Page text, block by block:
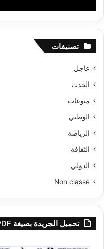
تصنيفات
عاجل
الحدث
منوعات
الوطني
الرياضة
الثقافة
الدولي
Non classé
تحميل الجريدة بصيغة PDF